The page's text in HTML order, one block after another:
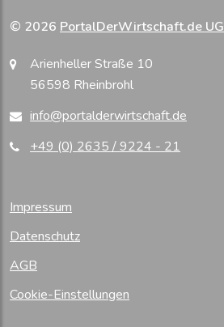
© 2026 PortalDerWirtschaft.de UG
Arienheller Straße 10
56598 Rheinbrohl
info@portalderwirtschaft.de
+49 (0) 2635 / 9224 - 21
Impressum
Datenschutz
AGB
Cookie-Einstellungen